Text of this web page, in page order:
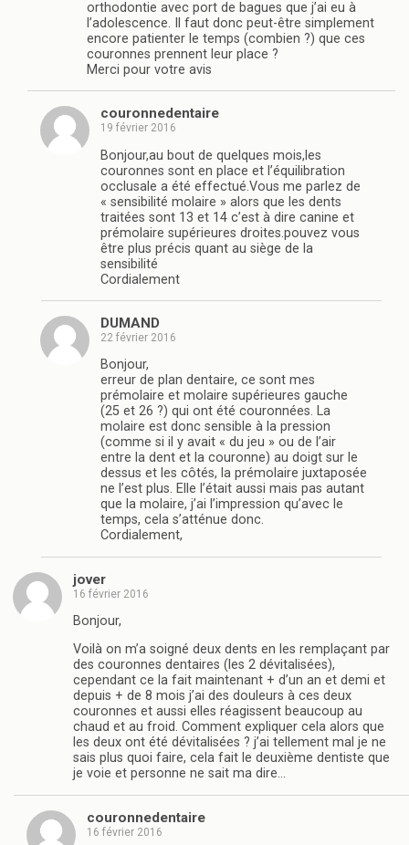
orthodontie avec port de bagues que j’ai eu à
l’adolescence. Il faut donc peut-être simplement
encore patienter le temps (combien ?) que ces
couronnes prennent leur place ?
Merci pour votre avis
couronnedentaire
19 février 2016
Bonjour,au bout de quelques mois,les
couronnes sont en place et l’équilibration
occlusale a été effectué.Vous me parlez de
« sensibilité molaire » alors que les dents
traitées sont 13 et 14 c’est à dire canine et
prémolaire supérieures droites.pouvez vous
être plus précis quant au siège de la
sensibilité
Cordialement
DUMAND
22 février 2016
Bonjour,
erreur de plan dentaire, ce sont mes
prémolaire et molaire supérieures gauche
(25 et 26 ?) qui ont été couronnées. La
molaire est donc sensible à la pression
(comme si il y avait « du jeu » ou de l’air
entre la dent et la couronne) au doigt sur le
dessus et les côtés, la prémolaire juxtaposée
ne l’est plus. Elle l’était aussi mais pas autant
que la molaire, j’ai l’impression qu’avec le
temps, cela s’atténue donc.
Cordialement,
jover
16 février 2016
Bonjour,
Voilà on m’a soigné deux dents en les remplaçant par
des couronnes dentaires (les 2 dévitalisées),
cependant ce la fait maintenant + d’un an et demi et
depuis + de 8 mois j’ai des douleurs à ces deux
couronnes et aussi elles réagissent beaucoup au
chaud et au froid. Comment expliquer cela alors que
les deux ont été dévitalisées ? j’ai tellement mal je ne
sais plus quoi faire, cela fait le deuxième dentiste que
je voie et personne ne sait ma dire…
couronnedentaire
16 février 2016